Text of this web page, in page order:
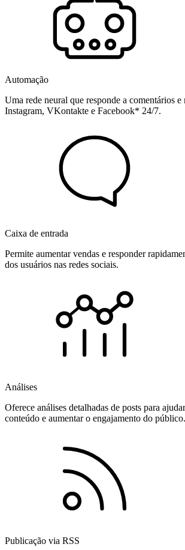
Automação
Uma rede neural que responde a comentários e
Instagram, VKontakte e Facebook* 24/7.
Caixa de entrada
Permite aumentar vendas e responder
dos usuários nas redes sociais.
Análises
Oferece análises detalhadas de posts para
conteúdo e aumentar o engajamento do público.
Publicação via RSS